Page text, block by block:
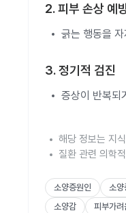
2. 피부 손상 예
긁는 행동을
3. 정기적 검진
증상이 반복되
해당 정보는 지
질환 관련 의학
소양증원인
소양
소양감
피부가려